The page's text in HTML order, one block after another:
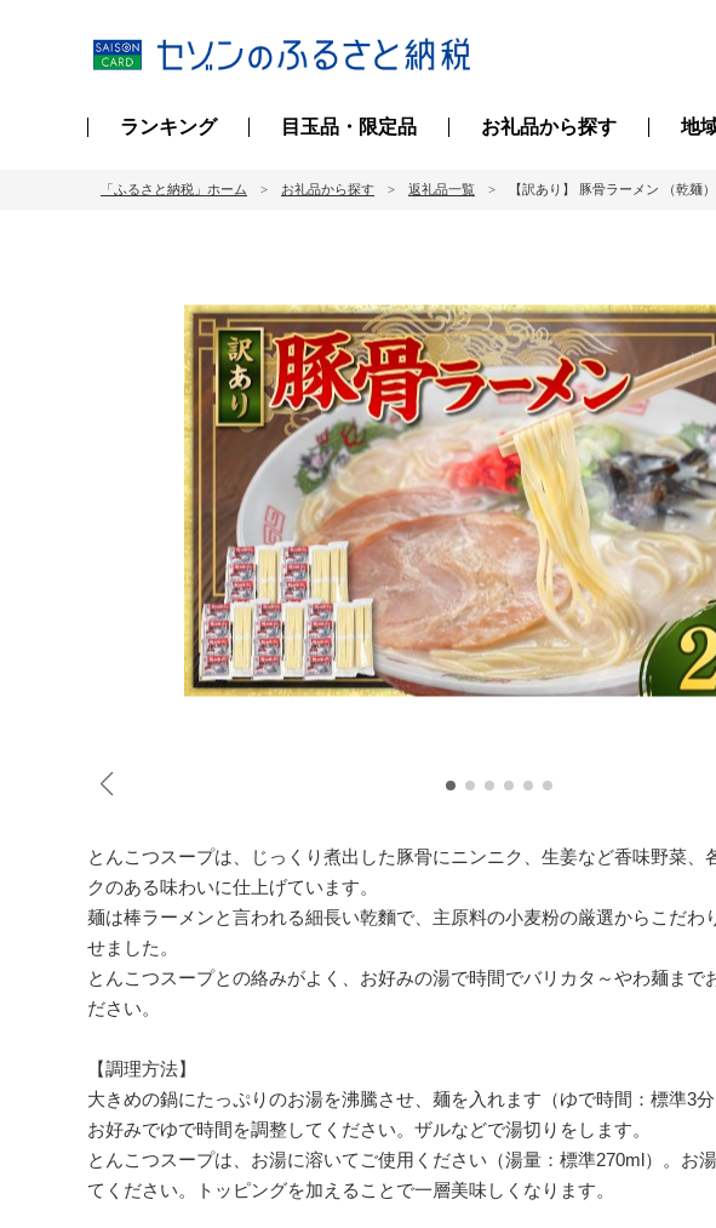
ランキング 目玉品・限定品 お礼品から探す 地
「ふるさと納税」ホーム お礼品から探す 返礼品一覧 【訳あり】 豚骨ラーメン （乾麺
とんこつスープは、じっくり煮出した豚骨にニンニク、生姜など香味野菜、
クのある味わいに仕上げています。
麺は棒ラーメンと言われる細長い乾麵で、主原料の小麦粉の厳選からこだわ
せました。
とんこつスープとの絡みがよく、お好みの湯で時間でバリカタ～やわ麺まで
ださい。
【調理方法】
大きめの鍋にたっぷりのお湯を沸騰させ、麺を入れます（ゆで時間：標準3分
お好みでゆで時間を調整してください。ザルなどで湯切りをします。
とんこつスープは、お湯に溶いてご使用ください（湯量：標準270ml）。お
てください。トッピングを加えることで一層美味しくなります。